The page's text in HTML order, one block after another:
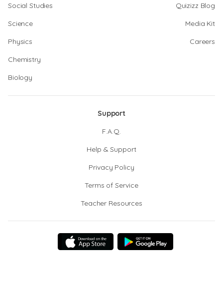
Social Studies
Science
Physics
Chemistry
Biology
Quizizz Blog
Media Kit
Careers
Support
F.A.Q.
Help & Support
Privacy Policy
Terms of Service
Teacher Resources